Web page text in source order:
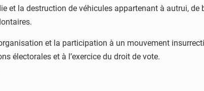
et la destruction de véhicules appartenant à autrui,
et la participation à un mouvement
électorales et à l’exercice du droit de vote.